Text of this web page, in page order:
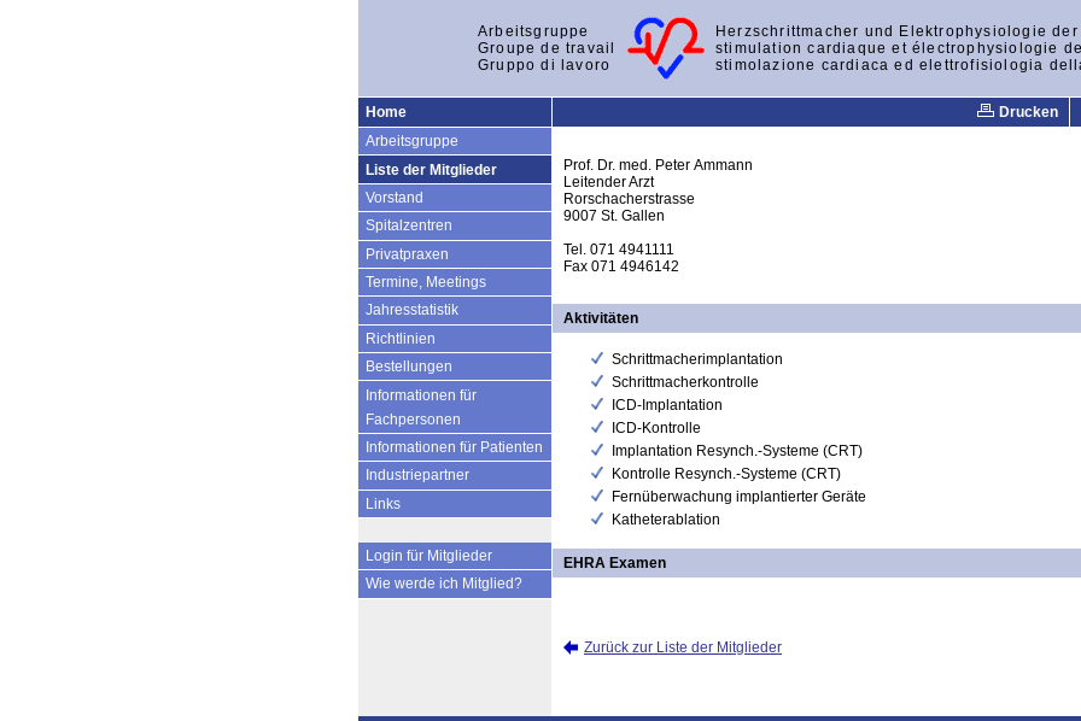
Arbeitsgruppe
Groupe de travail
Gruppo di lavoro
Herzschrittmacher und Elektrophysiologie der
stimulation cardiaque et électrophysiologie
stimolazione cardiaca ed elettrofisiologia
Home Drucken
Arbeitsgruppe
Liste der Mitglieder
Vorstand
Spitalzentren
Privatpraxen
Termine, Meetings
Jahresstatistik
Richtlinien
Bestellungen
Informationen für
Fachpersonen
Informationen für Patienten
Industriepartner
Links
Login für Mitglieder
Wie werde ich Mitglied?
Prof. Dr. med. Peter Ammann
Leitender Arzt
Rorschacherstrasse
9007 St. Gallen
Tel. 071 4941111
Fax 071 4946142
Aktivitäten
Schrittmacherimplantation
Schrittmacherkontrolle
ICD-Implantation
ICD-Kontrolle
Implantation Resynch.-Systeme (CRT)
Kontrolle Resynch.-Systeme (CRT)
Fernüberwachung implantierter Geräte
Katheterablation
EHRA Examen
Zurück zur Liste der Mitglieder